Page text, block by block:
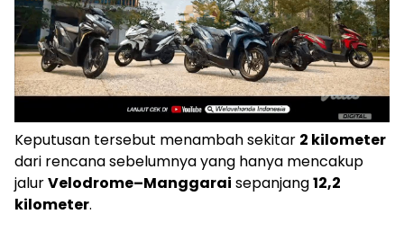
Keputusan tersebut menambah sekitar 2 kilometer
dari rencana sebelumnya yang hanya mencakup
jalurVelodrome–Manggarai sepanjang12,2
kilometer.